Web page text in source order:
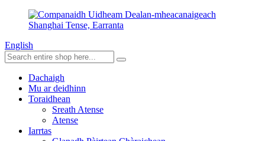
English
Dachaigh
Mu ar deidhinn
Toraidhean
Sreath Atense
Atense
Iarrtas